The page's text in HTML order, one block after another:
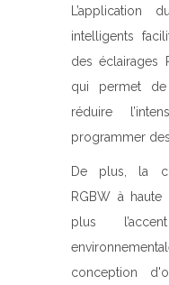
L’application
intelligents
des éclairages
qui permet
réduire
programmer
De plus, la
RGBW à
plus
conception